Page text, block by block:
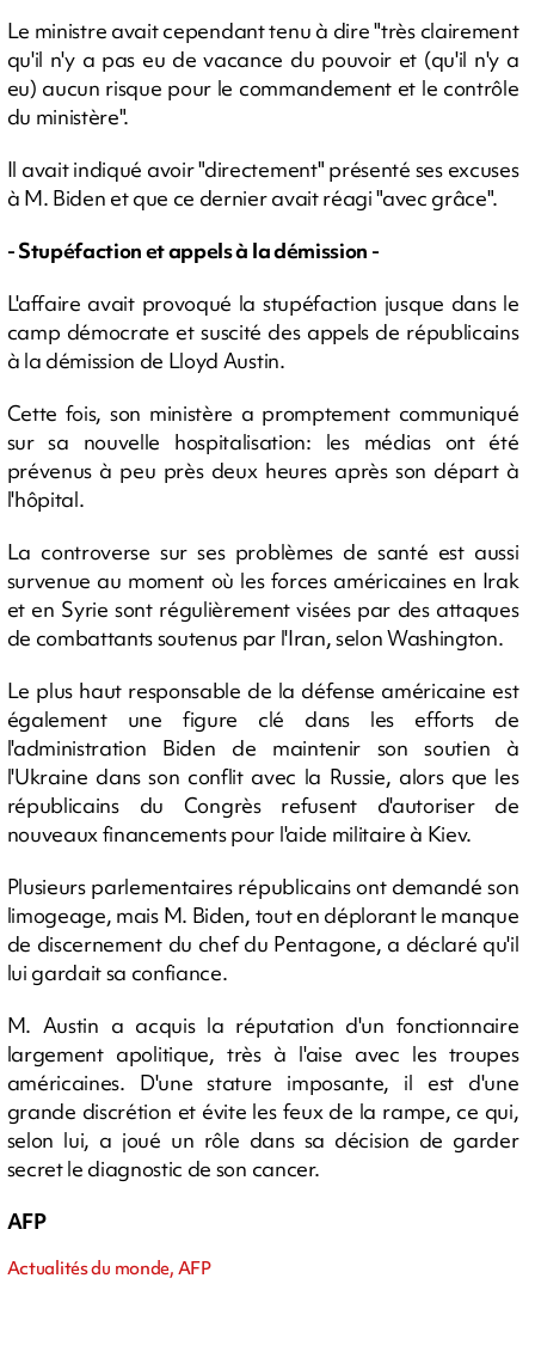
Le ministre avait cependant tenu à dire "très clairement
qu'il n'y a pas eu de vacance du pouvoir et (qu'il n'y a
eu) aucun risque pour le commandement et le contrôle
du ministère".
Il avait indiqué avoir "directement" présenté ses excuses
à M. Biden et que ce dernier avait réagi "avec grâce".
- Stupéfaction et appels à la démission -
L'affaire avait provoqué la stupéfaction jusque dans le
camp démocrate et suscité des appels de républicains
à la démission de Lloyd Austin.
Cette fois, son ministère a promptement communiqué
sur sa nouvelle hospitalisation: les médias ont été
prévenus à peu près deux heures après son départ à
l'hôpital.
La controverse sur ses problèmes de santé est aussi
survenue au moment où les forces américaines en Irak
et en Syrie sont régulièrement visées par des attaques
de combattants soutenus par l'Iran, selon Washington.
Le plus haut responsable de la défense américaine est
également une figure clé dans les efforts de
l'administration Biden de maintenir son soutien à
l'Ukraine dans son conflit avec la Russie, alors que les
républicains du Congrès refusent d'autoriser de
nouveaux financements pour l'aide militaire à Kiev.
Plusieurs parlementaires républicains ont demandé son
limogeage, mais M. Biden, tout en déplorant le manque
de discernement du chef du Pentagone, a déclaré qu'il
lui gardait sa confiance.
M. Austin a acquis la réputation d'un fonctionnaire
largement apolitique, très à l'aise avec les troupes
américaines. D'une stature imposante, il est d'une
grande discrétion et évite les feux de la rampe, ce qui,
selon lui, a joué un rôle dans sa décision de garder
secret le diagnostic de son cancer.
AFP
Actualités du monde, AFP